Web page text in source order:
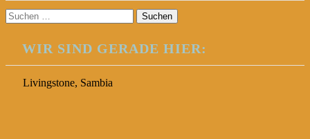
Suchen
nach:
WIR SIND GERADE HIER:
Livingstone, Sambia